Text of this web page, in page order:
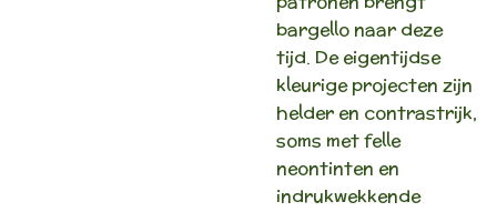
bargello naar deze
tijd. De eigentijdse
kleurige projecten zijn
helder en contrastrijk,
soms met felle
neontinten en
indrukwekkende